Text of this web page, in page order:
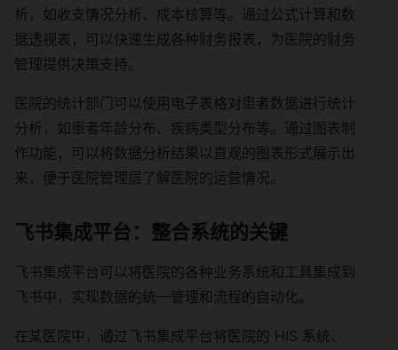
析，如收支情况分析、成本核算等。通过公式计算和数
据透视表，可以快速生成各种财务报表，为医院的财务
管理提供决策支持。
医院的统计部门可以使用电子表格对患者数据进行统计
分析，如患者年龄分布、疾病类型分布等。通过图表制
作功能，可以将数据分析结果以直观的图表形式展示出
来，便于医院管理层了解医院的运营情况。
飞书集成平台：整合系统的关键
飞书集成平台可以将医院的各种业务系统和工具集成到
飞书中，实现数据的统一管理和流程的自动化。
在某医院中，通过飞书集成平台将医院的 HIS 系统、